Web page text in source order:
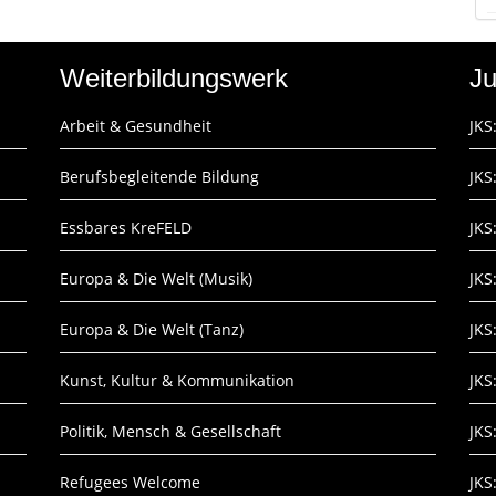
Weiterbildungswerk
Arbeit & Gesundheit
Berufsbegleitende Bildung
Essbares KreFELD
Europa & Die Welt (Musik)
Europa & Die Welt (Tanz)
Kunst, Kultur & Kommunikation
Politik, Mensch & Gesellschaft
Refugees Welcome